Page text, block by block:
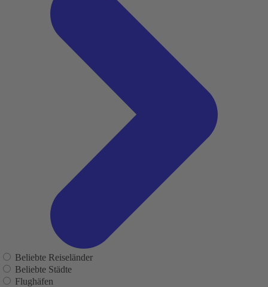
Beliebte Reiseländer
Beliebte Städte
Flughäfen